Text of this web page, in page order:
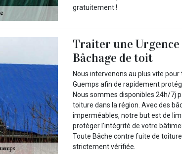
gratuitement !
Traiter une
Bâchage de toit
Nous intervenons au plus vite
Guemps afin de rapidement
Nous sommes disponibles 24h/7j
toiture dans la région. Avec des
imperméables, notre but est de
protéger l'intégrité de votre
Toute Bâche contre fuite de
strictement vérifiée.